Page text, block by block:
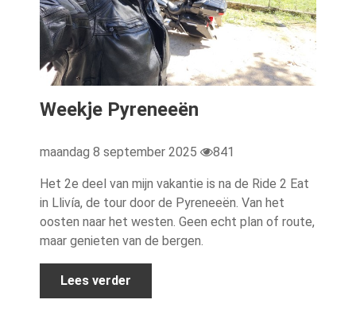
Weekje Pyreneeën
maandag 8 september 2025 841
Het 2e deel van mijn vakantie is na de Ride 2 Eat
in Llivía, de tour door de Pyreneeën. Van het
oosten naar het westen. Geen echt plan of route,
maar genieten van de bergen.
Lees verder